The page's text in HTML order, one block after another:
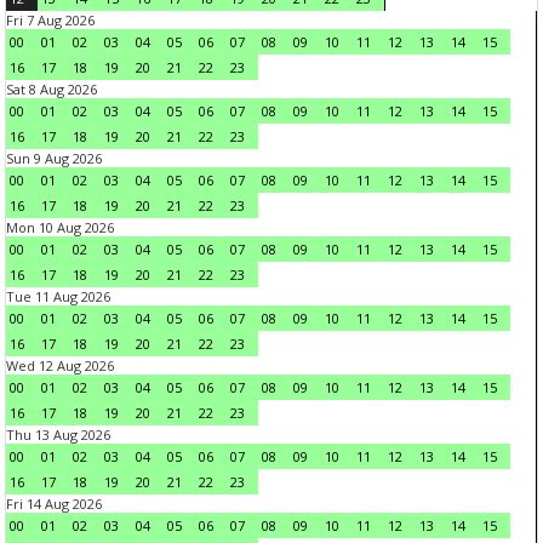
Fri 7 Aug 2026
00
01 02 03 04 05 06 07 08 09 10 11 12 13 14
15
16
17 18 19 20 21 22
23
Sat 8 Aug 2026
00
01 02 03 04 05 06 07 08 09 10 11 12 13 14
15
16
17 18 19 20 21 22
23
Sun 9 Aug 2026
00
01 02 03 04 05 06 07 08 09 10 11 12 13 14
15
16
17 18 19 20 21 22
23
Mon 10 Aug 2026
00
01 02 03 04 05 06 07 08 09 10 11 12 13 14
15
16
17 18 19 20 21 22
23
Tue 11 Aug 2026
00
01 02 03 04 05 06 07 08 09 10 11 12 13 14
15
16
17 18 19 20 21 22
23
Wed 12 Aug 2026
00
01 02 03 04 05 06 07 08 09 10 11 12 13 14
15
16
17 18 19 20 21 22
23
Thu 13 Aug 2026
00
01 02 03 04 05 06 07 08 09 10 11 12 13 14
15
16
17 18 19 20 21 22
23
Fri 14 Aug 2026
00
01 02 03 04 05 06 07 08 09 10 11 12 13 14
15